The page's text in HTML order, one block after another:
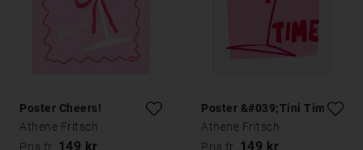
Poster Cheers!
Athene Fritsch
Pris fr. 149 kr
Poster &#039;Tini Time
Athene Fritsch
Pris fr. 149 kr